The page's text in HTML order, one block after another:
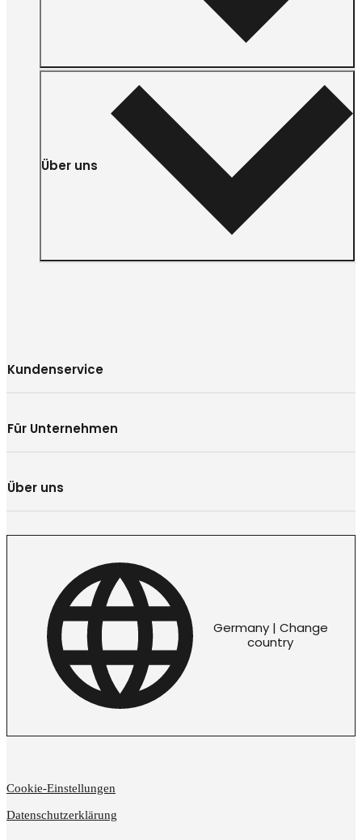
Über uns
Kundenservice
Für Unternehmen
Über uns
Germany | Change
country
Cookie-Einstellungen
Datenschutzerklärung